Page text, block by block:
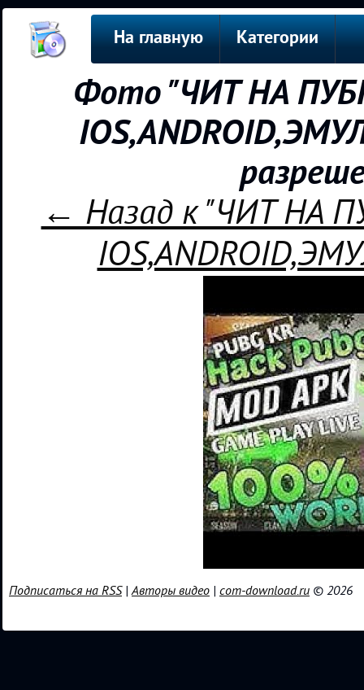
На главную Категории
Фото "ЧИТ НА
← Назад к "ЧИТ НА
Подписаться на RSS|Авторы видео | com-download.ru © 2026